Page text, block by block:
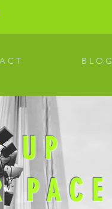
C T B L O G
UP
PACE